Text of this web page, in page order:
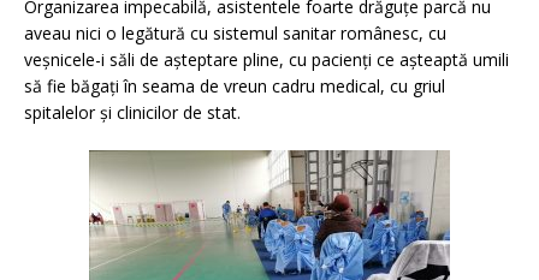
Organizarea impecabilă, asistentele foarte drăguțe parcă nu
aveau nici o legătură cu sistemul sanitar românesc, cu
veșnicele-i săli de așteptare pline, cu pacienți ce așteaptă umili
să fie băgați în seama de vreun cadru medical, cu griul
spitalelor și clinicilor de stat.